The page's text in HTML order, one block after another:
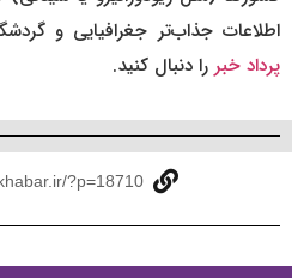
اطلاعات جذاب‌تر جغرافیایی و
پرداد خبررا دنبال کنید.
?p=18710